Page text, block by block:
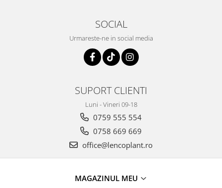
SOCIAL
Urmareste-ne in social media
SUPORT CLIENTI
Luni - Vineri 09-18
0759 555 554
0758 669 669
office@lencoplant.ro
MAGAZINUL MEU